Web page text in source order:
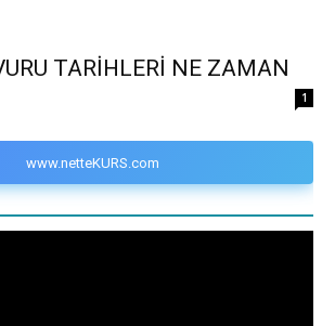
TARİHLERİ NE ZAMAN
1
www.netteKURS.com